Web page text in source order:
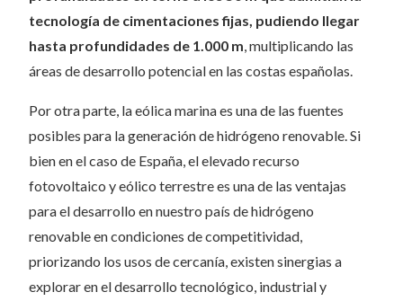
tecnología de cimentaciones fijas, pudiendo llegar
hasta profundidades de 1.000 m , multiplicando las
áreas de desarrollo potencial en las costas españolas.
Por otra parte, la eólica marina es una de las fuentes
posibles para la generación de hidrógeno renovable. Si
bien en el caso de España, el elevado recurso
fotovoltaico y eólico terrestre es una de las ventajas
para el desarrollo en nuestro país de hidrógeno
renovable en condiciones de competitividad,
priorizando los usos de cercanía, existen sinergias a
explorar en el desarrollo tecnológico, industrial y